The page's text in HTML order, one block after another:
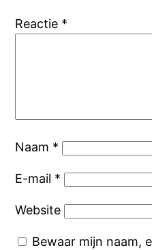
Reactie *
Naam *
E-mail *
Website
Bewaar mijn naam,